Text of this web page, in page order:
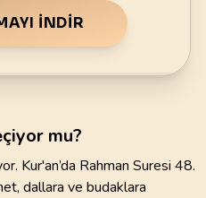
İNDIR
mu?
Kur'an’da Rahman Suresi 48.
dallara ve budaklara